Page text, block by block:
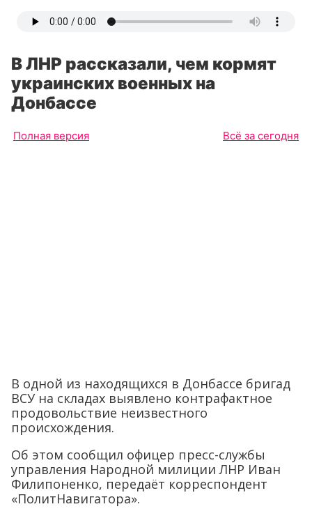
В ЛНР рассказали, чем кормят
украинских военных на
Донбассе
Полная версия Всё за сегодня
В одной из находящихся в Донбассе бригад
ВСУ на складах выявлено контрафактное
продовольствие неизвестного
происхождения.
Об этом сообщил офицер пресс-службы
управления Народной милиции ЛНР Иван
Филипоненко, передаёт корреспондент
«ПолитНавигатора».